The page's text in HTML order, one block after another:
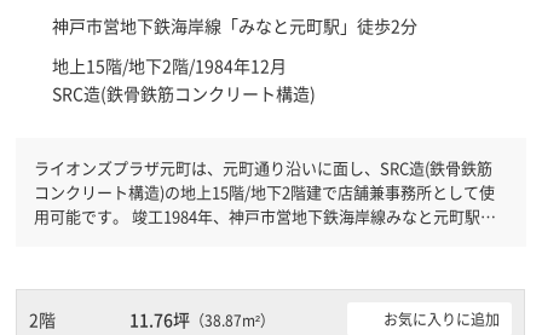
神戸市営地下鉄海岸線「みなと元町駅 」徒歩2分
地上15階/地下2階/1984年12月
SRC造(鉄骨鉄筋コンクリート構造)
ライオンズプラザ元町は、元町通り沿いに面し、SRC造(鉄骨鉄筋
コンクリート構造)の地上15階/地下2階建で店舗兼事務所として使
用可能です。 竣工1984年、神戸市営地下鉄海岸線みなと元町駅徒
ができます。新耐震基準を満たしておりますので、耐震性がしっか
りとしています。土日・祝日も利用可能になりますので時間帯を気
2階 11.76坪（38.87m²） お気に入りに追加